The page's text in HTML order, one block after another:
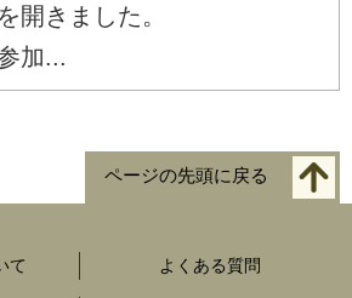
を開きました。
加...
ページの先頭に戻る
て よくある質問